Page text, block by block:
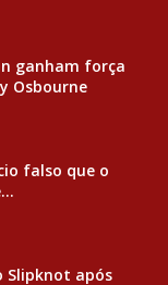
ganham força
Osbourne
falso que o
Slipknot após